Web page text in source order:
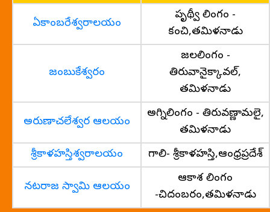
ఏకాంబరేశ్వరాలయం
పృథ్వీ లింగం -
కంచి,తమిళనాడు
జంబుకేశ్వరం
జలలింగం -
తిరువానైక్కావల్,
తమిళనాడు
అరుణాచలేశ్వర ఆలయం
అగ్నిలింగం - తిరువణ్ణామలై,
తమిళనాడు
శ్రీకాళహస్తిశ్వరాలయం
గాలి- శ్రీకాళహస్తి,ఆంధ్రప్రదేశ్
నటరాజ స్వామి ఆలయం
ఆకాశ లింగం
-చిదంబరం,తమిళనాడు